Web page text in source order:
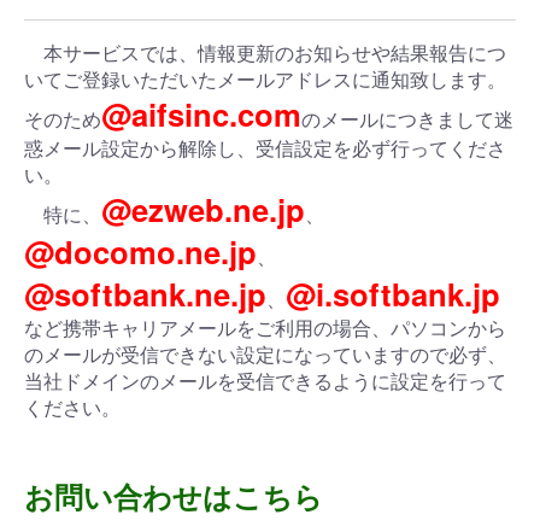
本サービスでは、情報更新のお知らせや結果報告につ
いてご登録いただいたメールアドレスに通知致します。
そのため@aifsinc.comのメールにつきまして迷
惑メール設定から解除し、受信設定を必ず行ってくださ
い。
特に、 @ezweb.ne.jp
@docomo.ne.jp
@softbank.ne.jp @i.softbank.jp
など携帯キャリアメールをご利用の場合、パソコンから
のメールが受信できない設定になっていますので必ず、
当社ドメインのメールを受信できるように設定を行って
ください。
お問い合わせはこちら